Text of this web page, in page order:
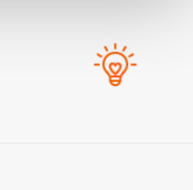
Je kunt er ook
wel of niet te
altijd nog